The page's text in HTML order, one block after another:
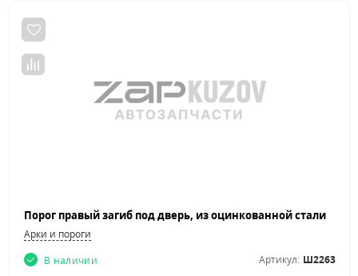
Порог правый загиб под дверь, из оцинкованной стали
Арки и пороги
В наличии
Артикул: Ш2263